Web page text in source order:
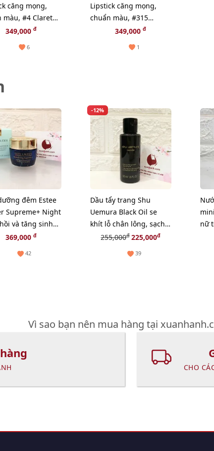
căng mọng,
màu, #4 Claret
thời thượng
349,000 đ
6
Lipstick căng mọng,
chuẩn màu, #315
Neutral Rose hồng đất
349,000đ
1
đêm Estee
Supreme+ Night
và tăng sinh
15ml (New)
369,000 đ
42
-12%
Dầu tẩy trang Shu
Uemura Black Oil se
khít lỗ chân lông, sạch
bã nhờn - 50ml
255,000đ225,000đ
39
nữ
Vì sao bạn nên mua hàng tại
CHO